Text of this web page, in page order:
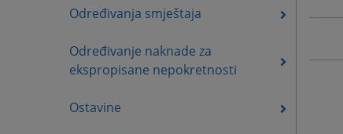
Određivanja smještaja
Određivanje naknade za
ekspropisane nepokretnosti
Ostavine